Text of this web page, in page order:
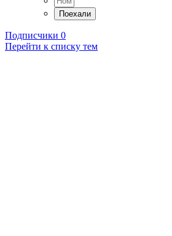
Подписчики 0
Перейти к списку тем